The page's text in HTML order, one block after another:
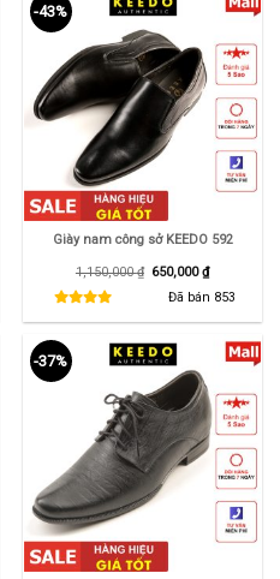
-43%
Giày nam công sở KEEDO 592
1,150,000₫ Giá
1,150,000 ₫.
650,000₫Giá
hiện
tại
là:
650,000 ₫.
Đã bán 853
-37%